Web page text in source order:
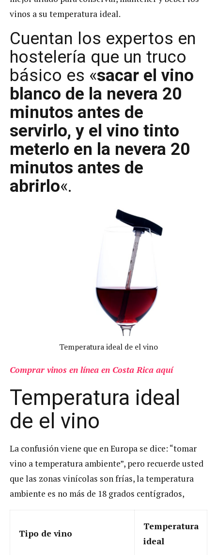
vinos a su temperatura ideal.
Cuentan los expertos en
hostelería que un truco
básico es «sacar el vino
blanco de la nevera 20
minutos antes de
servirlo, y el vino tinto
meterlo en la nevera 20
minutos antes de
abrirlo«.
Temperatura ideal de el vino
Comprar vinos en línea en Costa Rica aquí
Temperatura ideal
de el vino
La confusión viene que en Europa se dice: “tomar
vino a temperatura ambiente”, pero recuerde usted
que las zonas vinícolas son frías, la temperatura
ambiente es no más de 18 grados centígrados,
Tipo de vino
Temperatura
ideal